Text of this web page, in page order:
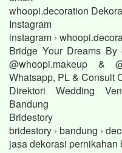
whoopi.decoration
Instagram
instagram ›
Bridge Your Dreams By
@whoopi.makeup &
Whatsapp, PL & Consult
Direktori Wedding
Bandung
Bridestory
bridestory › bandung ›
jasa dekorasi